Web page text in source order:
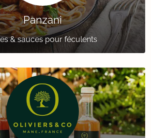
Panzani
& sauces pour féculents